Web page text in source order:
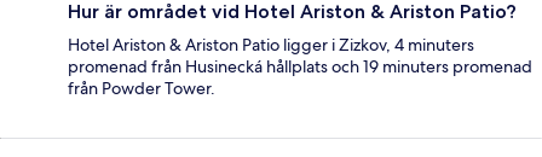
Hur är området vid Hotel Ariston & Ariston Patio?
Hotel Ariston & Ariston Patio ligger i Zizkov, 4 minuters
promenad från Husinecká hållplats och 19 minuters promenad
från Powder Tower.